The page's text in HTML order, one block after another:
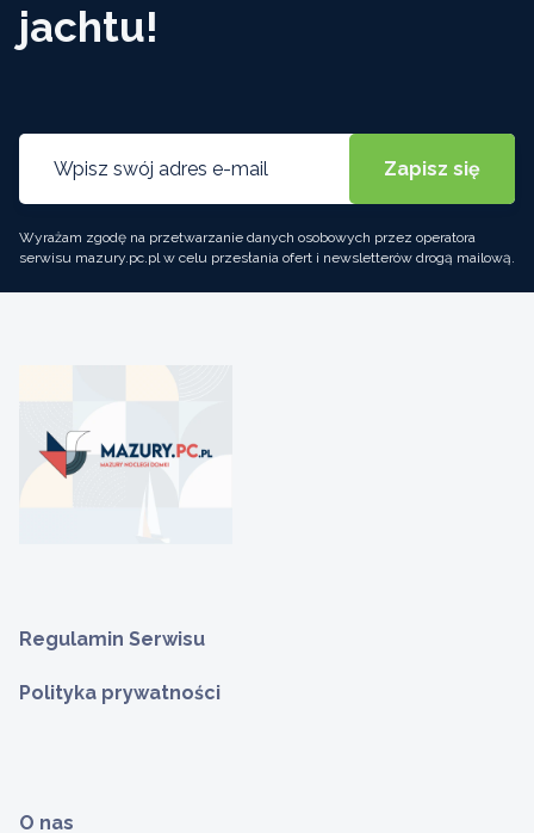
jachtu!
Wyrażam zgodę na przetwarzanie danych osobowych przez operatora
serwisu mazury.pc.pl w celu przesłania ofert i newsletterów drogą mailową.
Regulamin Serwisu
Polityka prywatności
O nas